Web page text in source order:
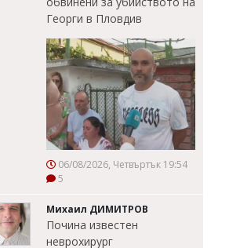
Георги в Пловдив
06/08/2026, Четвъртък 19:54
5
Михаил ДИМИТРОВ
Почина известен
неврохирург